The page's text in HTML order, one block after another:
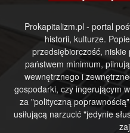
Prokapitalizm.pl - portal
historii, kulturze.
przedsiębiorczość,
państwem minimum,
wewnętrznego i
gospodarki, czy ingerującym
za "polityczną
usiłującą narzucić "jedynie